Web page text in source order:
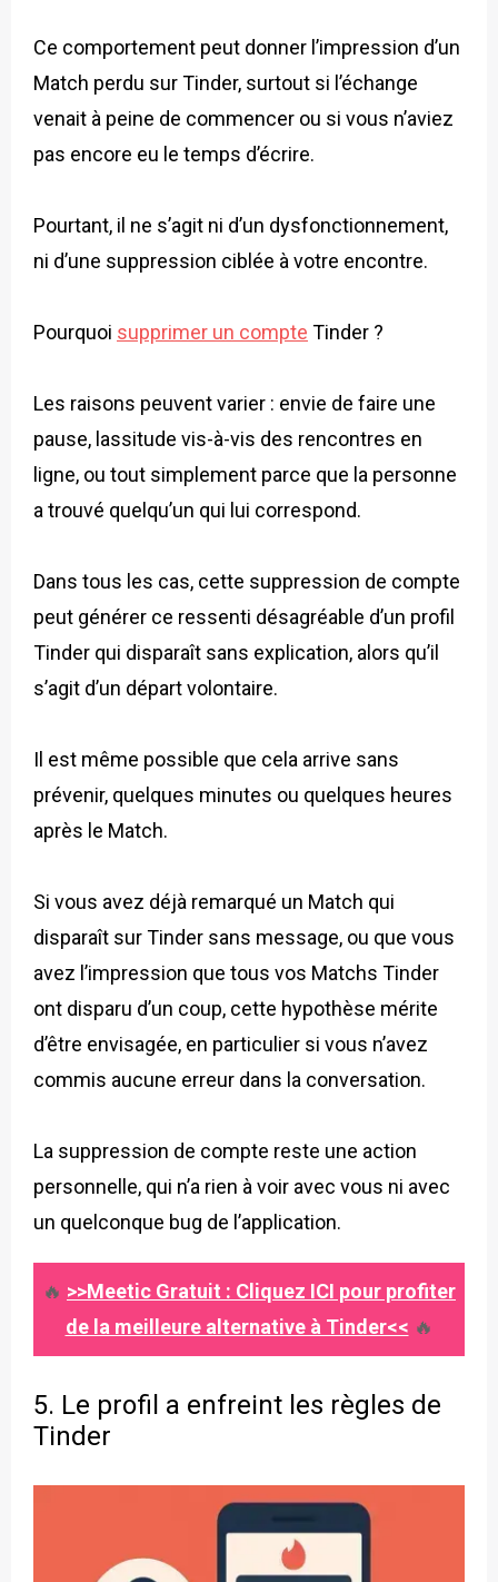
Ce comportement peut donner l’impression d’un
Match perdu sur Tinder, surtout si l’échange
venait à peine de commencer ou si vous n’aviez
pas encore eu le temps d’écrire.
Pourtant, il ne s’agit ni d’un dysfonctionnement,
ni d’une suppression ciblée à votre encontre.
Pourquoi supprimer un compte Tinder ?
Les raisons peuvent varier : envie de faire une
pause, lassitude vis-à-vis des rencontres en
ligne, ou tout simplement parce que la personne
a trouvé quelqu’un qui lui correspond.
Dans tous les cas, cette suppression de compte
peut générer ce ressenti désagréable d’un profil
Tinder qui disparaît sans explication, alors qu’il
s’agit d’un départ volontaire.
Il est même possible que cela arrive sans
prévenir, quelques minutes ou quelques heures
après le Match.
Si vous avez déjà remarqué un Match qui
disparaît sur Tinder sans message, ou que vous
avez l’impression que tous vos Matchs Tinder
ont disparu d’un coup, cette hypothèse mérite
d’être envisagée, en particulier si vous n’avez
commis aucune erreur dans la conversation.
La suppression de compte reste une action
personnelle, qui n’a rien à voir avec vous ni avec
un quelconque bug de l’application.
🔥 >>Meetic Gratuit : Cliquez ICI pour profiter
de la meilleure alternative à Tinder<< 🔥
5. Le profil a enfreint les règles de
Tinder